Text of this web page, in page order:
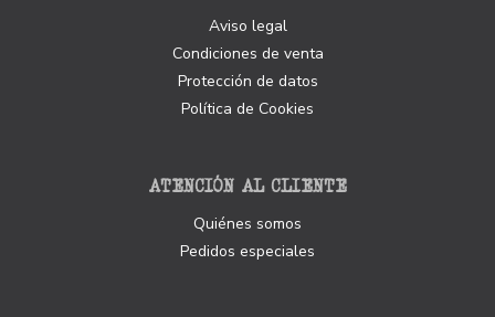
Aviso legal
Condiciones de venta
Protección de datos
Política de Cookies
ATENCIÓN AL CLIENTE
Quiénes somos
Pedidos especiales